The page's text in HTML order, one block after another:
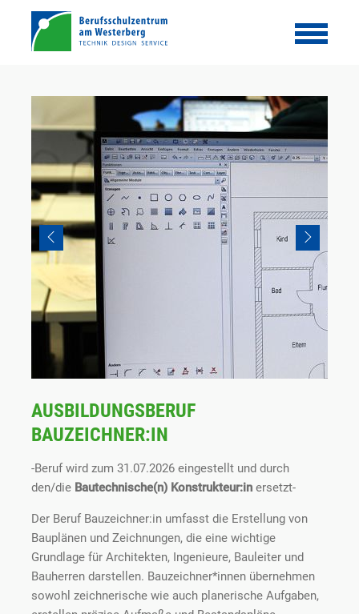
AUSBILDUNGSBERUF
BAUZEICHNER:IN
-Beruf wird zum 31.07.2026 eingestellt und durch
den/die Bautechnische(n) Konstrukteur:in ersetzt-
Der Beruf Bauzeichner:in umfasst die Erstellung von
Bauplänen und Zeichnungen, die eine wichtige
Grundlage für Architekten, Ingenieure, Bauleiter und
Bauherren darstellen. Bauzeichner*innen übernehmen
sowohl zeichnerische wie auch planerische Aufgaben,